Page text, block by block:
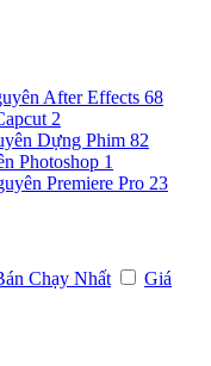
After Effects 68
2
Dựng Phim 82
Photoshop 1
Premiere Pro 23
Chạy Nhất
Giá